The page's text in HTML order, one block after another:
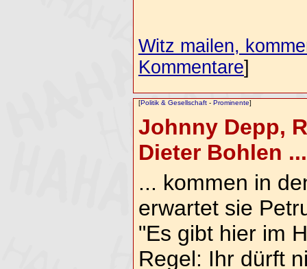
Witz mailen,
Kommentare]
[Politik & Gesellschaft- Prominente]
Johnny Depp,
Dieter Bohlen ...
... kommen in
erwartet sie
"Es gibt hier im
Regel: Ihr dürft